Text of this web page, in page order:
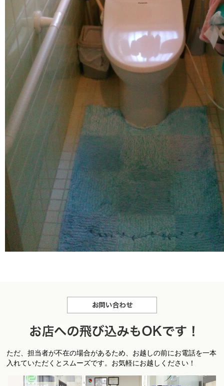
店への飛び込みもＯＫです！
ただ、担当者が不在の場合があるため、お越しの前にお電話を一本
入れていただくとスムーズです。お気軽にお越しください！